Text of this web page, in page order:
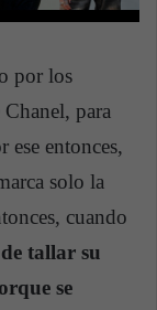
por los
para
ese entonces,
solo la
cuando
tallar su
se